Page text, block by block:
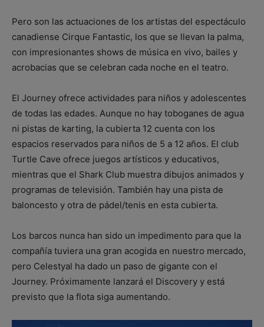
Pero son las actuaciones de los artistas del espectáculo
canadiense Cirque Fantastic, los que se llevan la palma,
con impresionantes shows de música en vivo, bailes y
acrobacias que se celebran cada noche en el teatro.
El Journey ofrece actividades para niños y adolescentes
de todas las edades. Aunque no hay toboganes de agua
ni pistas de karting, la cubierta 12 cuenta con los
espacios reservados para niños de 5 a 12 años. El club
Turtle Cave ofrece juegos artísticos y educativos,
mientras que el Shark Club muestra dibujos animados y
programas de televisión. También hay una pista de
baloncesto y otra de pádel/tenis en esta cubierta.
Los barcos nunca han sido un impedimento para que la
compañía tuviera una gran acogida en nuestro mercado,
pero Celestyal ha dado un paso de gigante con el
Journey. Próximamente lanzará el Discovery y está
previsto que la flota siga aumentando.